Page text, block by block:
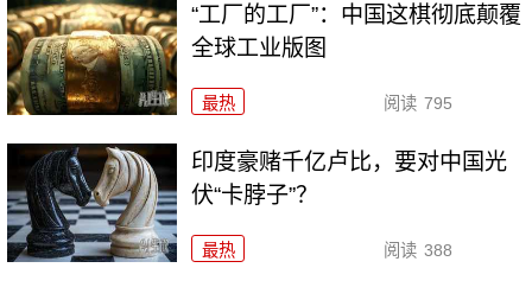
“工厂的工厂”：中国这棋彻底颠覆
全球工业版图
最热 阅读 795
印度豪赌千亿卢比，要对中国光
伏“卡脖子”？
最热 阅读 388